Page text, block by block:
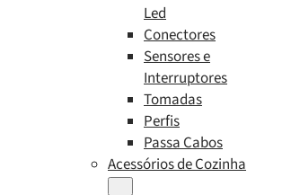
Led
Conectores
Sensores e
Interruptores
Tomadas
Perfis
Passa Cabos
Acessórios de Cozinha